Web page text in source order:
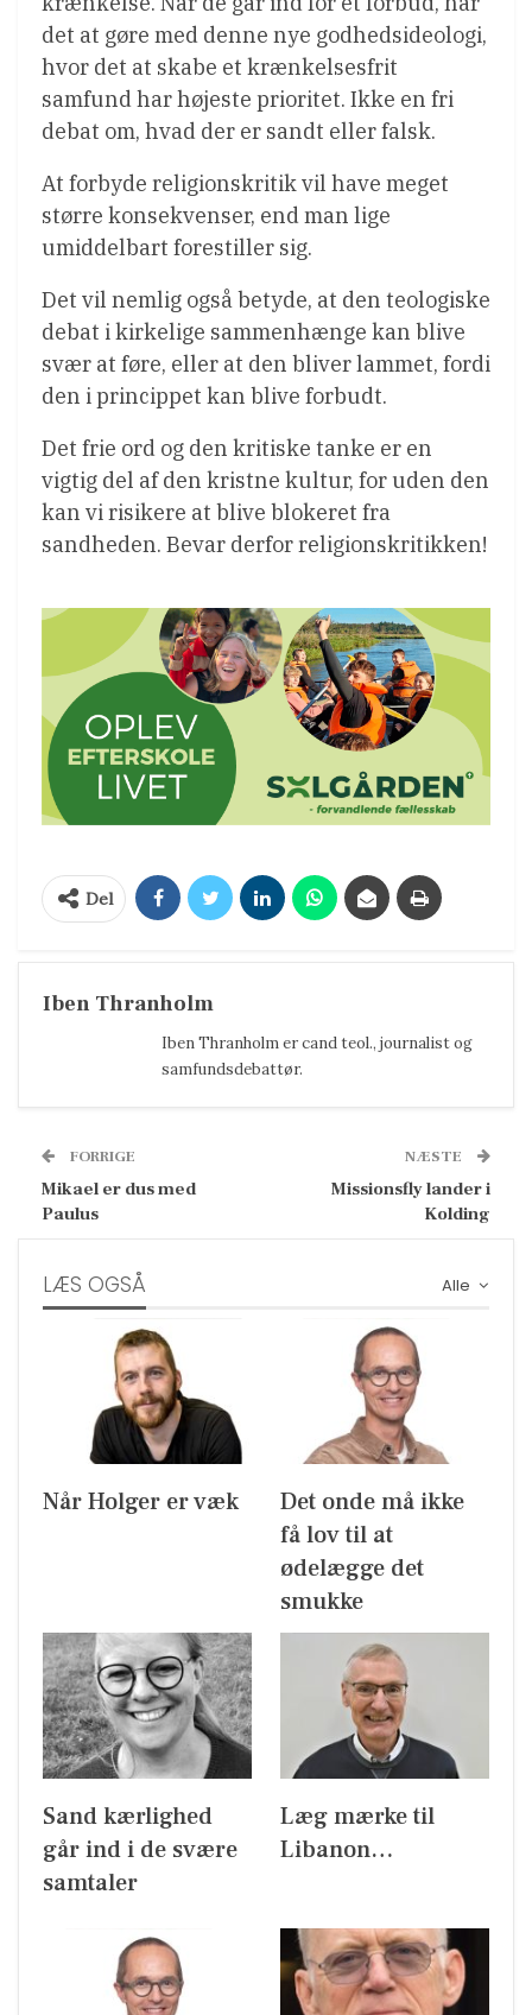
det at gøre med denne nye godhedsideologi,
hvor det at skabe et krænkelsesfrit
samfund har højeste prioritet. Ikke en fri
debat om, hvad der er sandt eller falsk.
At forbyde religionskritik vil have meget
større konsekvenser, end man lige
umiddelbart forestiller sig.
Det vil nemlig også betyde, at den teologiske
debat i kirkelige sammenhænge kan blive
svær at føre, eller at den bliver lammet, fordi
den i princippet kan blive forbudt.
Det frie ord og den kritiske tanke er en
vigtig del af den kristne kultur, for uden den
kan vi risikere at blive blokeret fra
sandheden. Bevar derfor religionskritikken!
Del
Iben Thranholm
Iben Thranholm er cand teol., journalist og
samfundsdebattør.
FORRIGE
Mikael er dus med
Paulus
NÆSTE
Missionsfly lander i
Kolding
Alle
LÆS OGSÅ
Når Holger er væk
Det onde må ikke
få lov til at
ødelægge det
smukke
Sand kærlighed
går ind i de svære
samtaler
Læg mærke til
Libanon…